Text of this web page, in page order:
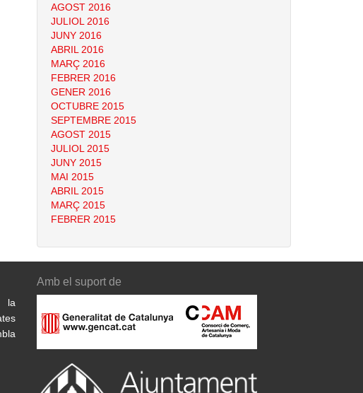
AGOST 2016
JULIOL 2016
JUNY 2016
ABRIL 2016
MARÇ 2016
FEBRER 2016
GENER 2016
OCTUBRE 2015
SEPTEMBRE 2015
AGOST 2015
JULIOL 2015
JUNY 2015
MAI 2015
ABRIL 2015
MARÇ 2015
FEBRER 2015
la
Amb el suport de